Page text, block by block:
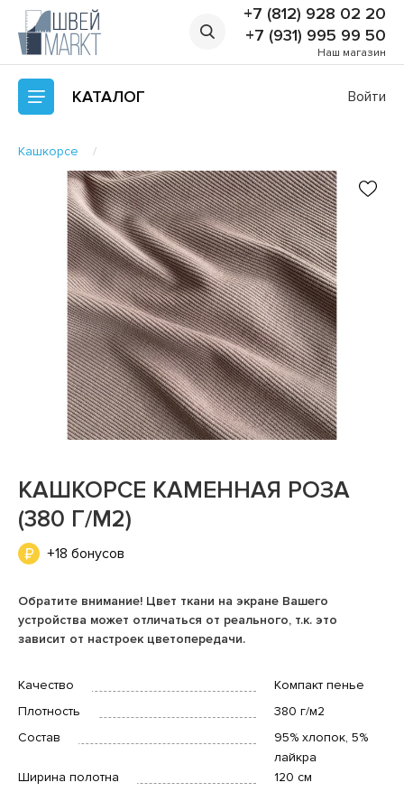
+7 (812) 928 02 20
+7 (931) 995 99 50
Наш магазин
КАТАЛОГ Войти
Кашкорсе
КАШКОРСЕ КАМЕННАЯ РОЗА
(380 Г/М2)
+18 бонусов
Обратите внимание! Цвет ткани на экране Вашего
устройства может отличаться от реального, т.к. это
зависит от настроек цветопередачи.
Качество
Компакт пенье
Плотность
380 г/м2
Состав
95% хлопок, 5%
лайкра
Ширина полотна
120 см